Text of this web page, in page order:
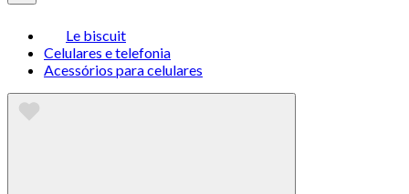
Le biscuit
Celulares e telefonia
Acessórios para celulares